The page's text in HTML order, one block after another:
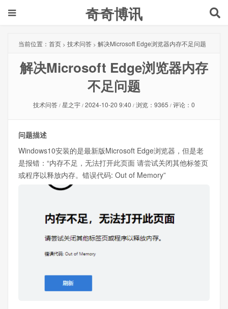
奇奇博讯
当前位置： 首页 > 技术问答 > 解决Microsoft Edge浏览器内存不足问题
解决Microsoft Edge浏览器内存
不足问题
技术问答 / 星之宇 / 2024-10-20 9:40 / 浏览：9365 / 评论：0
问题描述
Windows10安装的是最新版Microsoft Edge浏览器，但是老
是报错：“内存不足，无法打开此页面 请尝试关闭其他标签页
或程序以释放内存。错误代码: Out of Memory”